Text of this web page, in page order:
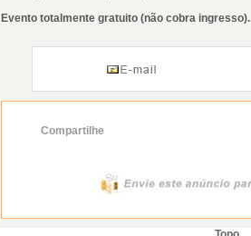
Evento totalmente gratuito (não cobra ingresso).
Compartilhe